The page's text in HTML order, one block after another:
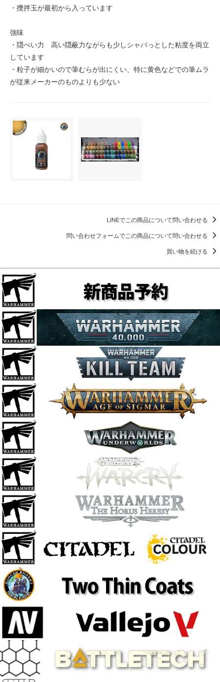
・攪拌玉が最初から入っています
強味
・隠ぺい力 高い隠蔽力ながらも少しシャバっとした粘度を両立
しています
・粒子が細かいので筆むらが出にくい、特に黄色などでの筆ムラ
が従来メーカーのものよりも少ない
LINEでこの商品について問い合わせる
問い合わせフォームでこの商品について問い合わせる
買い物を続ける